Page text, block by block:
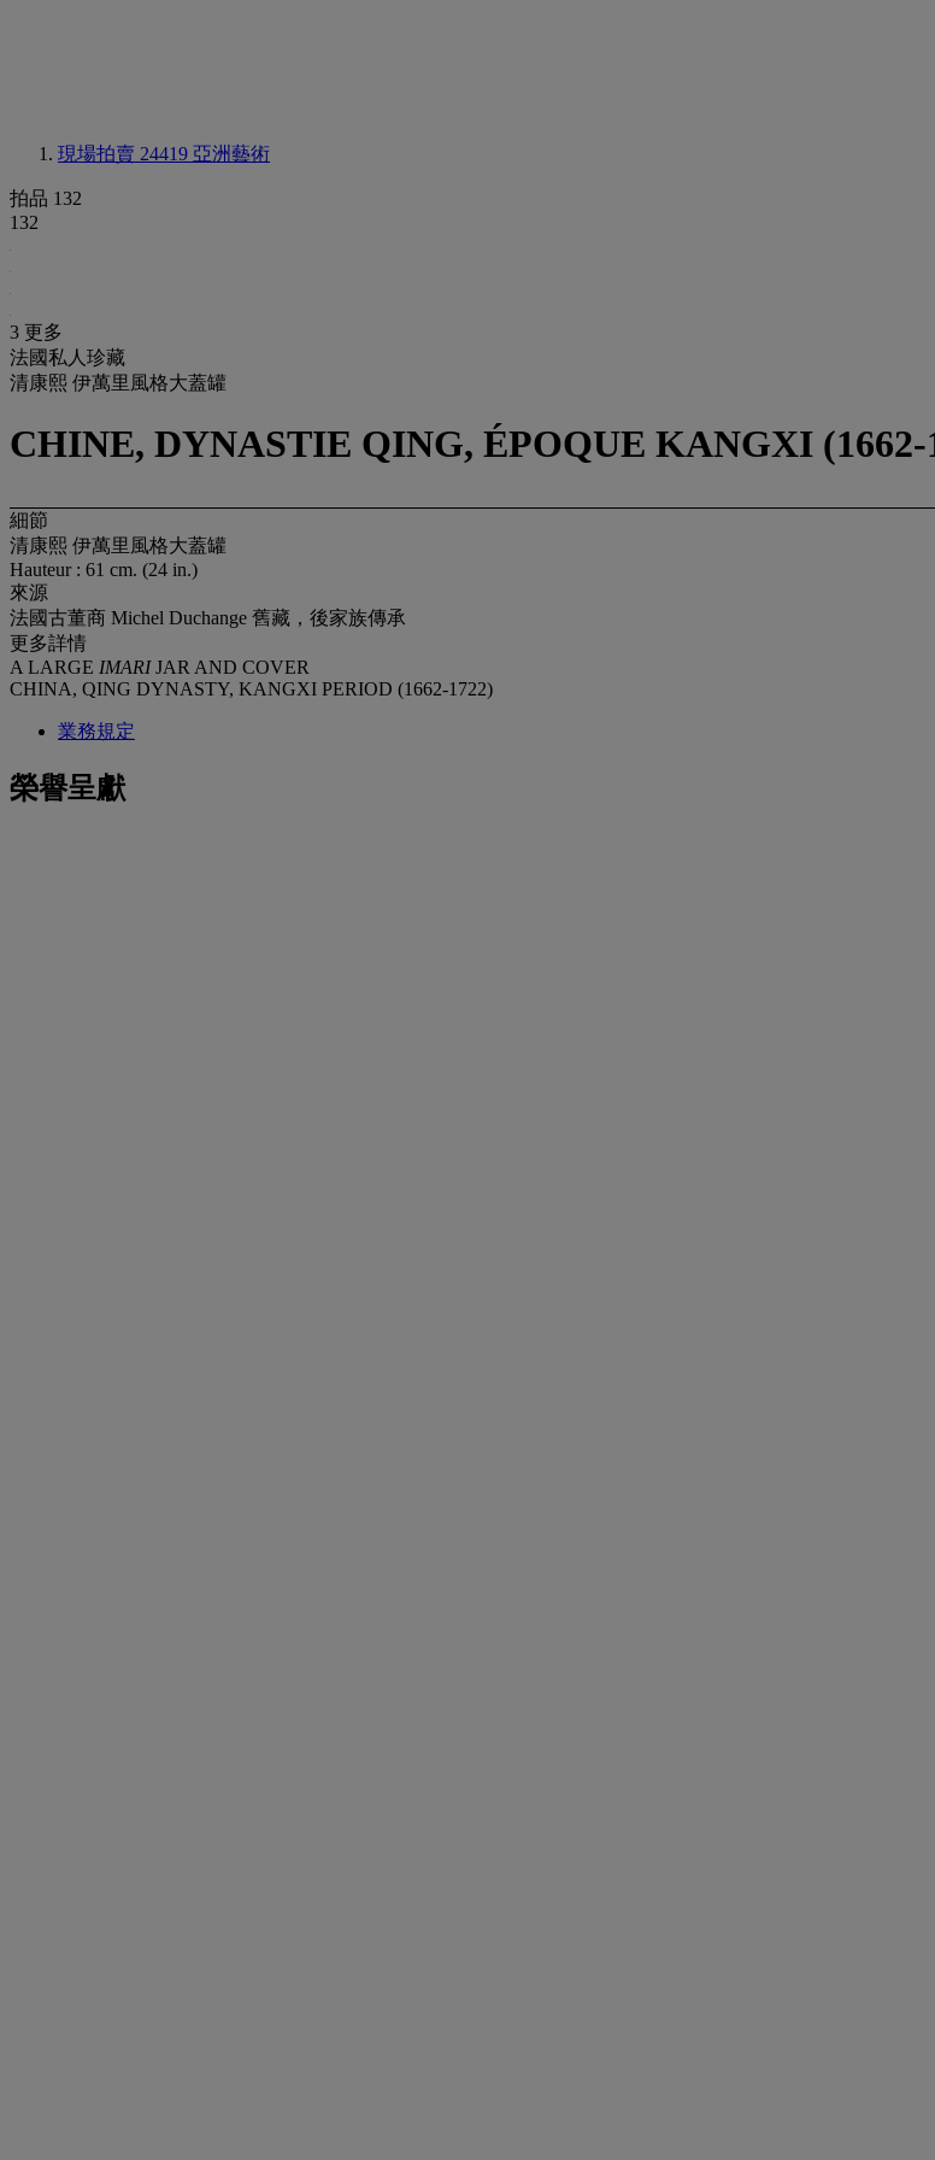
現場拍賣 24419 亞洲藝術
拍品 132
132
3 更多
法國私人珍藏
清康熙 伊萬里風格大蓋罐
CHINE, DYNASTIE QING, ÉPOQUE KANGXI (1662-
細節
清康熙 伊萬里風格大蓋罐
Hauteur : 61 cm. (24 in.)
來源
法國古董商 Michel Duchange 舊藏，後家族傳承
更多詳情
A LARGE IMARIJAR AND COVER
CHINA, QING DYNASTY, KANGXI PERIOD (1662-1722)
業務規定
榮譽呈獻